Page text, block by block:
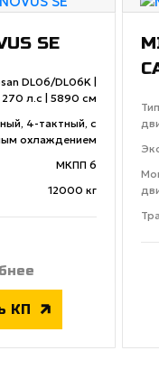
SE
DL06/DL06K |
270 л.с | 5890 см
4-тактный, с
охлаждением
МКПП 6
12000 кг
КП
Тип